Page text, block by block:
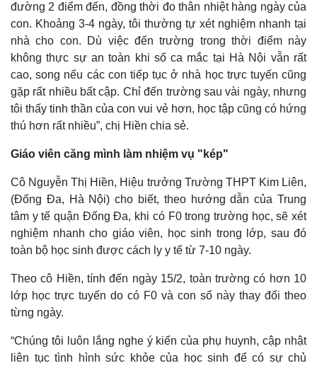
Thế giới
Quan sát
Cuộc sống đó đây
Hồ sơ
Multimedia
Video
Ảnh
E-Magazine
đường 2 điểm đến, đồng thời đo thân nhiệt hàng ngày của
con. Khoảng 3-4 ngày, tôi thường tự xét nghiệm nhanh tại
nhà cho con. Dù việc đến trường trong thời điểm này
không thực sự an toàn khi số ca mắc tại Hà Nội vẫn rất
cao, song nếu các con tiếp tục ở nhà học trực tuyến cũng
gặp rất nhiều bất cập. Chỉ đến trường sau vài ngày, nhưng
tôi thấy tinh thần của con vui vẻ hơn, học tập cũng có hứng
thú hơn rất nhiều”, chị Hiền chia sẻ.
Giáo viên căng mình làm nhiệm vụ "kép"
Cô Nguyễn Thị Hiền, Hiệu trưởng Trường THPT Kim Liên,
(Đống Đa, Hà Nội) cho biết, theo hướng dẫn của Trung
tâm y tế quận Đống Đa, khi có F0 trong trường học, sẽ xét
nghiệm nhanh cho giáo viên, học sinh trong lớp, sau đó
toàn bộ học sinh được cách ly y tế từ 7-10 ngày.
Theo cô Hiền, tính đến ngày 15/2, toàn trường có hơn 10
lớp học trực tuyến do có F0 và con số này thay đổi theo
từng ngày.
“Chúng tôi luôn lắng nghe ý kiến của phụ huynh, cập nhật
liên tục tình hình sức khỏe của học sinh để có sự chủ